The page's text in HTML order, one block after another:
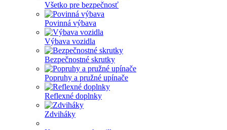
Všetko pre bezpečnosť
Povinná výbava
Výbava vozidla
Bezpečnostné skrutky
Popruhy a pružné upínače
Reflexné doplnky
Zdviháky